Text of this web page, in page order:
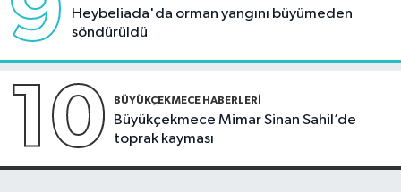
Heybeliada'da orman yangını büyümeden
söndürüldü
10 BÜYÜKÇEKMECE HABERLERI
Büyükçekmece Mimar Sinan Sahil’de
toprak kayması